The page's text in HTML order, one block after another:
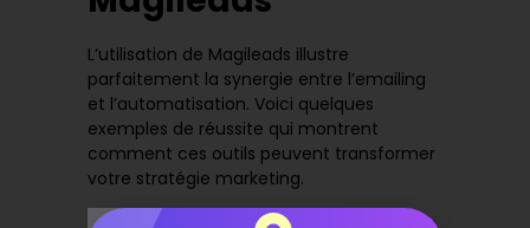
L’utilisation de Magileads illustre
parfaitement la synergie entre l’emailing
et l’automatisation. Voici quelques
exemples de réussite qui montrent
comment ces outils peuvent transformer
votre stratégie marketing.